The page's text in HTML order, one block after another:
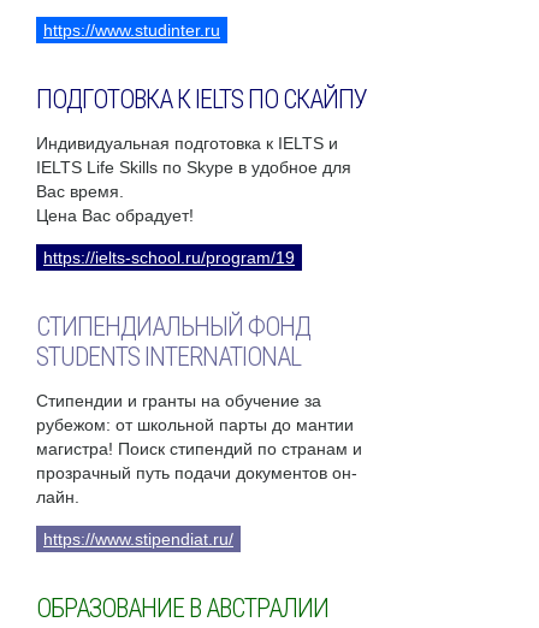
https://www.studinter.ru
ПОДГОТОВКА К IELTS ПО СКАЙПУ
Индивидуальная подготовка к IELTS и
IELTS Life Skills по Skype в удобное для
Вас время.
Цена Вас обрадует!
https://ielts-school.ru/program/19
СТИПЕНДИАЛЬНЫЙ ФОНД
STUDENTS INTERNATIONAL
Стипендии и гранты на обучение за
рубежом: от школьной парты до мантии
магистра! Поиск стипендий по странам и
прозрачный путь подачи документов он-
лайн.
https://www.stipendiat.ru/
ОБРАЗОВАНИЕ В АВСТРАЛИИ